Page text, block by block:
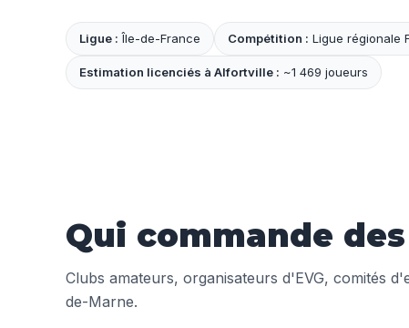
Ligue : Île-de-France Compétition : Ligue régionale
Estimation licenciés à Alfortville : ~1 469 joueurs
Qui commande
Clubs amateurs, organisateurs d'EVG, comités
de-Marne.